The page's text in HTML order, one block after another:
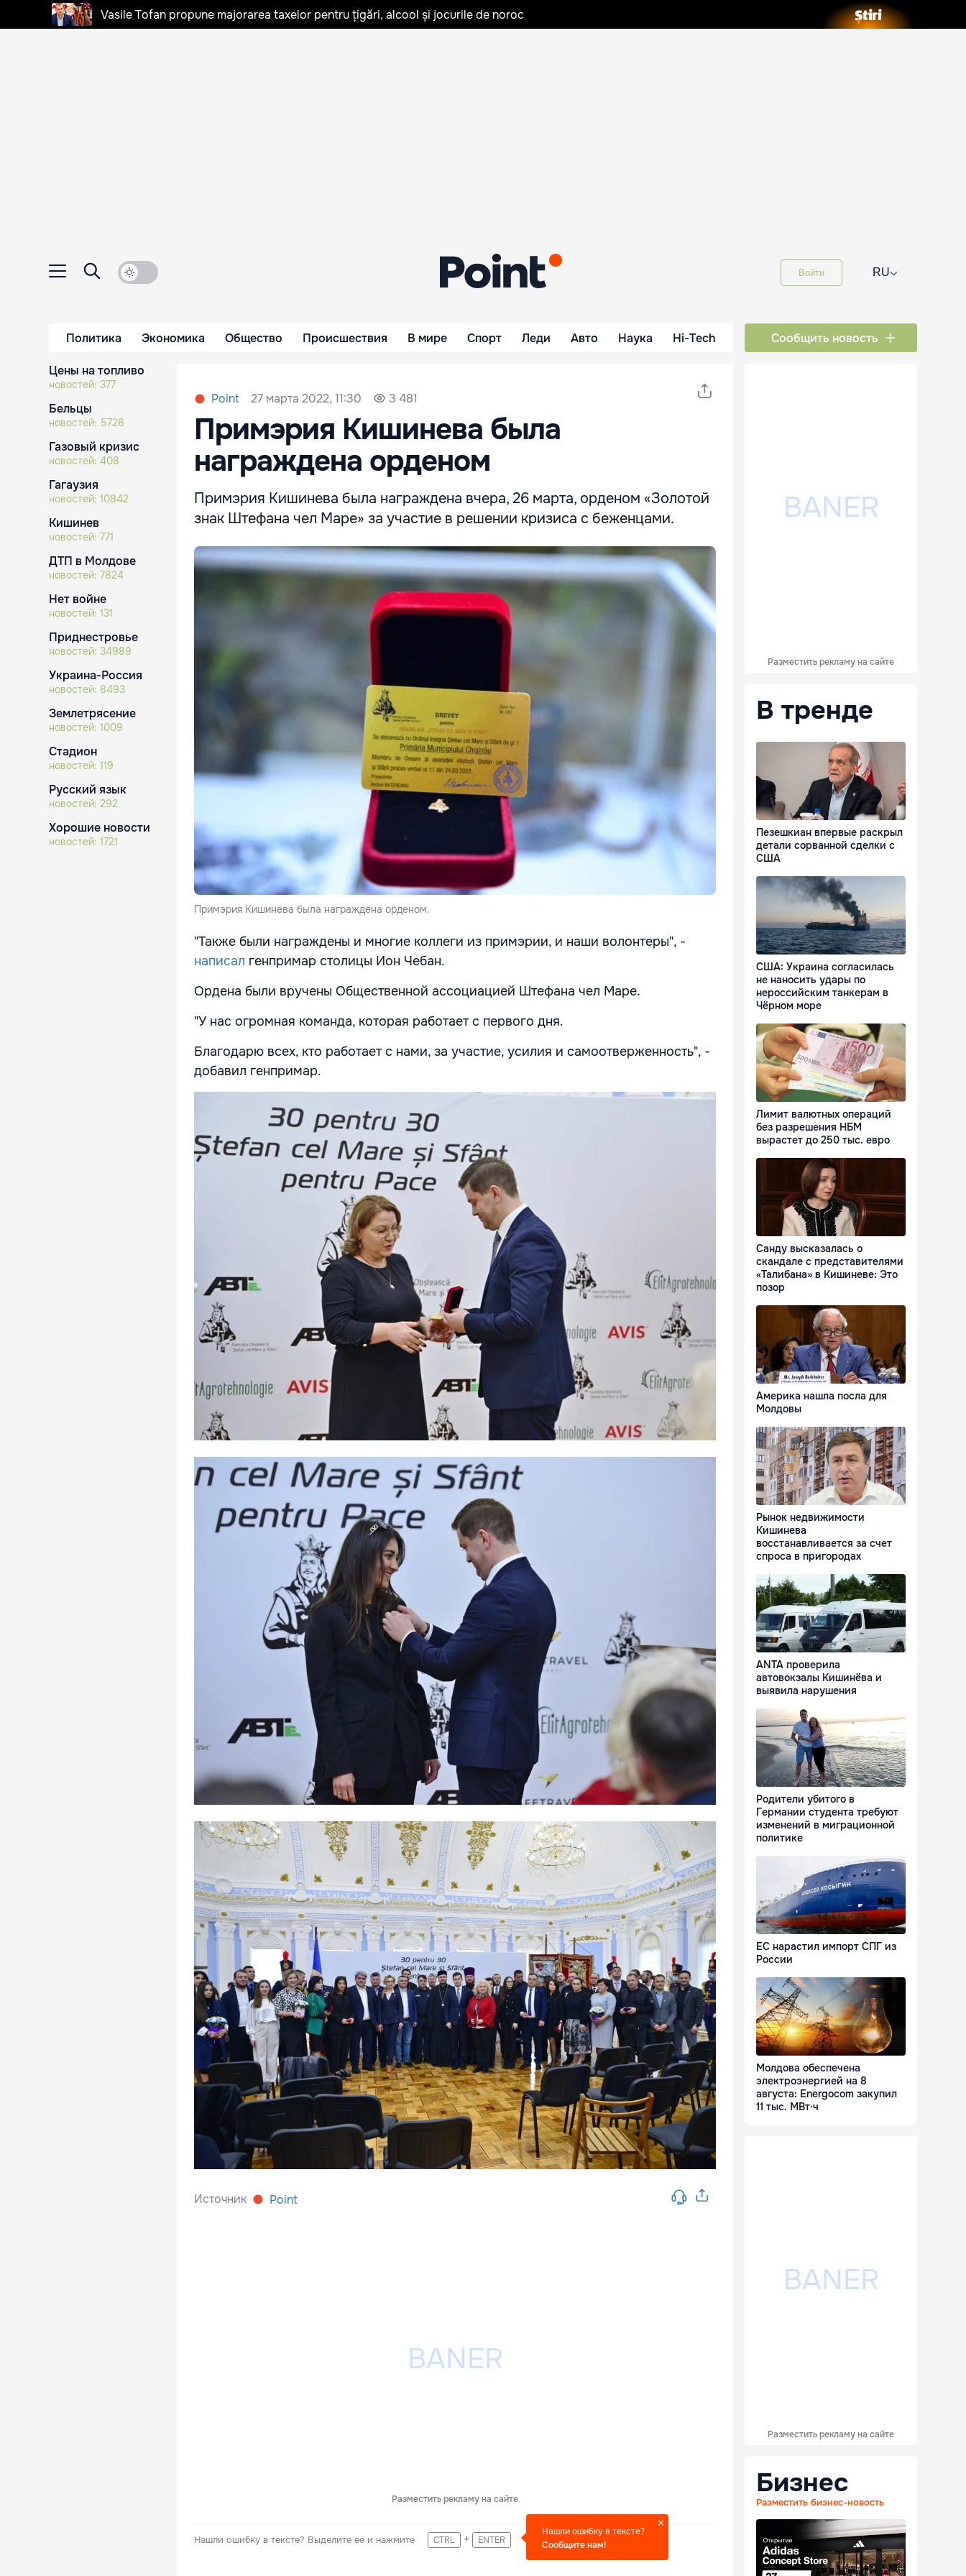
Vasile Tofan propune majorarea taxelor pentru țigări, alcool și jocurile de noroc
Войти RU⌵
Политика Экономика Общество Происшествия В мире Спорт Леди Авто Наука Hi-Tech Сообщить новость
Цены на топливо
новостей: 377
Бельцы
новостей: 5726
Газовый кризис
новостей: 408
Гагаузия
новостей: 10842
Кишинев
новостей: 771
ДТП в Молдове
новостей: 7824
Нет войне
новостей: 131
Приднестровье
новостей: 34989
Украина-Россия
новостей: 8493
Землетрясение
новостей: 1009
Стадион
новостей: 119
Русский язык
новостей: 292
Хорошие новости
новостей: 1721
Point 27 марта 2022, 11:30 3 481
Примэрия Кишинева была
награждена орденом
Примэрия Кишинева была награждена вчера, 26 марта, орденом «Золотой
знак Штефана чел Маре» за участие в решении кризиса с беженцами.
Примэрия Кишинева была награждена орденом.
"Также были награждены и многие коллеги из примэрии, и наши волонтеры", -
написал генпримар столицы Ион Чебан.
Ордена были вручены Общественной ассоциацией Штефана чел Маре.
"У нас огромная команда, которая работает с первого дня.
Благодарю всех, кто работает с нами, за участие, усилия и самоотверженность", -
добавил генпримар.
Источник Point
Разместить рекламу на сайте
Нашли ошибку в тексте? Выделите ее и нажмите CTRL + ENTER
Нашли ошибку в тексте?
Сообщите нам!
Разместить рекламу на сайте
В тренде
Пезешкиан впервые раскрыл
детали сорванной сделки с
США
США: Украина согласилась
не наносить удары по
нероссийским танкерам в
Чёрном море
Лимит валютных операций
без разрешения НБМ
вырастет до 250 тыс. евро
Санду высказалась о
скандале с представителями
«Талибана» в Кишиневе: Это
позор
Америка нашла посла для
Молдовы
Рынок недвижимости
Кишинева
восстанавливается за счет
спроса в пригородах
ANTA проверила
автовокзалы Кишинёва и
выявила нарушения
Родители убитого в
Германии студента требуют
изменений в миграционной
политике
ЕС нарастил импорт СПГ из
России
Молдова обеспечена
электроэнергией на 8
августа: Energocom закупил
11 тыс. МВт·ч
Разместить рекламу на сайте
Бизнес
Разместить бизнес-новость